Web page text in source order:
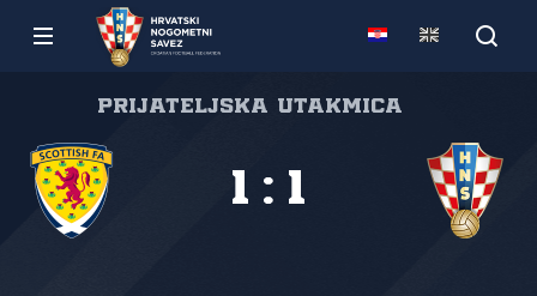
Prijateljska utakmica
1 : 1